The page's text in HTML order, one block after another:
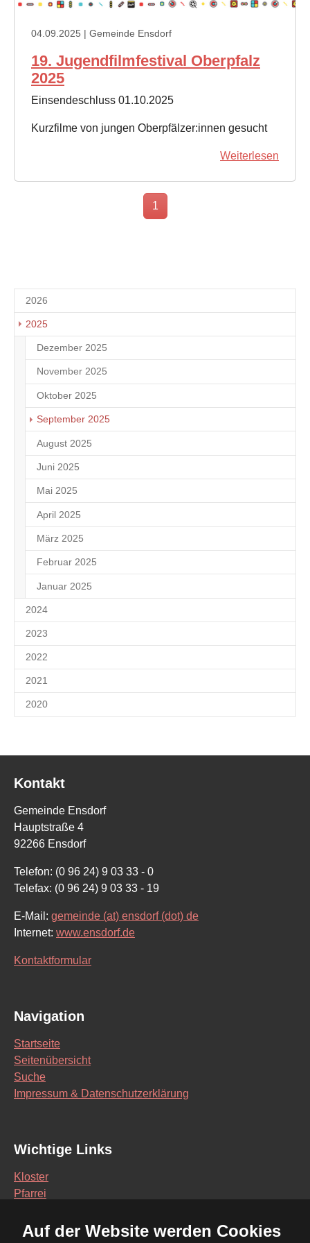
Auf der Website werden Cookies
04.09.2025 | Gemeinde Ensdorf
19. Jugendfilmfestival Oberpfalz
2025
Einsendeschluss 01.10.2025
Kurzfilme von jungen Oberpfälzer:innen gesucht
Weiterlesen
1
2026
2025
Dezember 2025
November 2025
Oktober 2025
September 2025
August 2025
Juni 2025
Mai 2025
April 2025
März 2025
Februar 2025
Januar 2025
2024
2023
2022
2021
2020
Kontakt
Gemeinde Ensdorf
Hauptstraße 4
92266 Ensdorf
Telefon: (0 96 24) 9 03 33 - 0
Telefax: (0 96 24) 9 03 33 - 19
E-Mail: gemeinde (at) ensdorf (dot) de
Internet: www.ensdorf.de
Kontaktformular
Navigation
Startseite
Seitenübersicht
Suche
Impressum & Datenschutzerklärung
Wichtige Links
Kloster
Pfarrei
Vereine